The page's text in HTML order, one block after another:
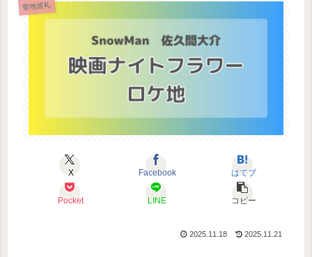
聖地巡礼
X Facebook はてブ
Pocket LINE コピー
2025.11.18 2025.11.21